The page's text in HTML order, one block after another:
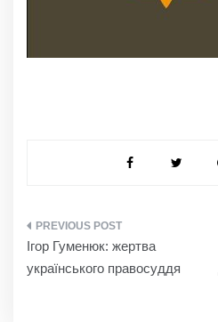
НАВІГАЦІЯ
ЗАПИСІВ
Ігор Гуменюк: жертва
українського правосуддя